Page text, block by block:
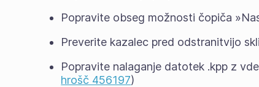
Popravite obseg možnosti čopiča
Preverite kazalec pred odstranitvijo
Popravite nalaganje datotek .kpp z
hrošč 456197)